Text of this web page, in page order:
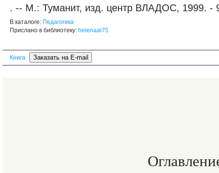
. -- М.: Туманит, изд. центр ВЛАДОС, 1999. -
В каталоге: Педагогика
Прислано в библиотеку: helenaal75
Книга